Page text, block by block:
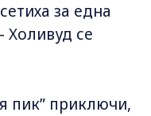
за една
Холивуд се
пик” приключи,